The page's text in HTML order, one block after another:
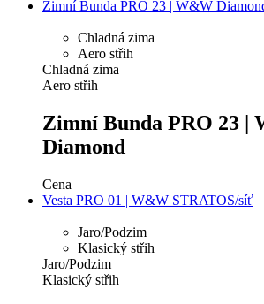
Zimní Bunda PRO 23 | W&W
Chladná zima
Aero střih
Chladná zima
Aero střih
Zimní Bunda PRO 23 |
Diamond
Cena
Vesta PRO 01 | W&W STRATOS/síť
Jaro/Podzim
Klasický střih
Jaro/Podzim
Klasický střih